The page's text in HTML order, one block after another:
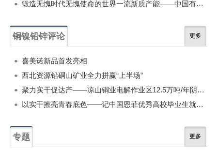
锻造无愧时代无愧使命的世界一流新质产能——中国有色金属工业的战略应对与破局之道（二）
铜镍铅锌评论 更多
喜美诺新品首发亮相
西北资源铅硐山矿业全力拼赢“上半场”
聚力实干促达产——凉山铜业电解作业区12.5万吨/年阴极铜试生产攻坚侧记
以实干擦亮青春底色——记中国恩菲优秀高校毕业生就业典型、青年工程师李林杰
专题 更多